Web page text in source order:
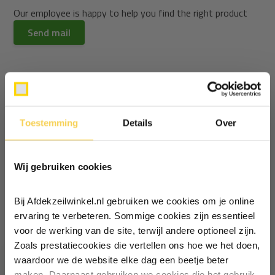
Toestemming Details Over
Wij gebruiken cookies
Bij Afdekzeilwinkel.nl gebruiken we cookies om je online
ervaring te verbeteren. Sommige cookies zijn essentieel
voor de werking van de site, terwijl andere optioneel zijn.
Zoals prestatiecookies die vertellen ons hoe we het doen,
waardoor we de website elke dag een beetje beter
Our employee is happy to help you find the right product
Send mail
Productomschrijving
Specificaties
Delen
Recent bekeken
Ontvang €5,- korting!
Schrijf je in voor de nieuwsbrief en
Vul je e-mailadres in‍⁪⁪
Particulier Zakelijk